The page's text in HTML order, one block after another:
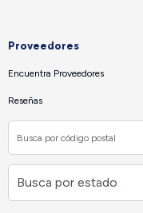
Proveedores
Encuentra Proveedores
Reseñas